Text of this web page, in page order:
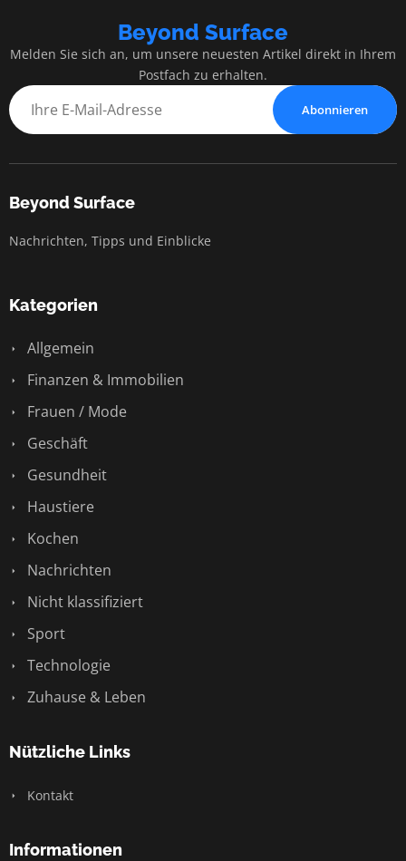
Beyond Surface
Melden Sie sich an, um unsere neuesten Artikel direkt in Ihrem
Postfach zu erhalten.
Abonnieren
Beyond Surface
Nachrichten, Tipps und Einblicke
Kategorien
Allgemein
Finanzen & Immobilien
Frauen / Mode
Geschäft
Gesundheit
Haustiere
Kochen
Nachrichten
Nicht klassifiziert
Sport
Technologie
Zuhause & Leben
Nützliche Links
Kontakt
Informationen